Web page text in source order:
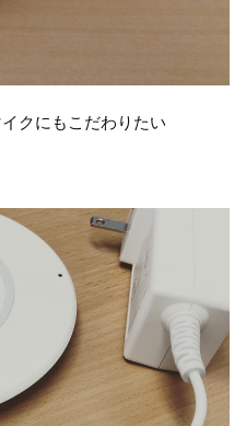
クにもこだわりたい